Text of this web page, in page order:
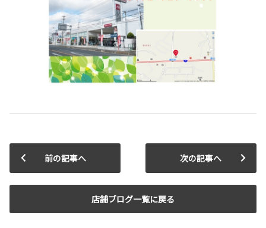
前の記事へ
店舗ブログ一覧に戻る
次の記事へ